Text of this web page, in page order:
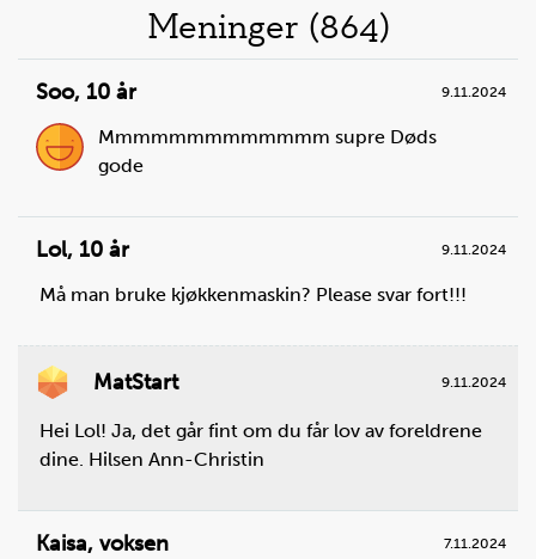
over
oppskrifter
Steg1
brukes til å elte deigen.
Meninger (864)
Soo, 10 år 9.11.2024
Mmmmmmmmmmmmm supre Døds
gode
Lol, 10 år 9.11.2024
Må man bruke kjøkkenmaskin? Please svar fort!!!
MatStart 9.11.2024
Hei Lol! Ja, det går fint om du får lov av foreldrene
dine. Hilsen Ann-Christin
Kaisa, voksen 7.11.2024